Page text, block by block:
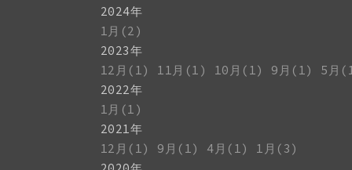
2024年
1月(2)
2023年
12月(1)
11月(1) 10月(1) 9月(1) 5月
2022年
1月(1)
2021年
12月(1)
9月(1) 4月(1)
1月(3)